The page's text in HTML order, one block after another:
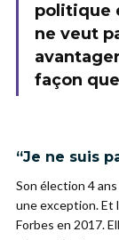
politique
ne veut
façon
“Je ne suis
Son élection 4
une exception. Et
Forbes en 2017.